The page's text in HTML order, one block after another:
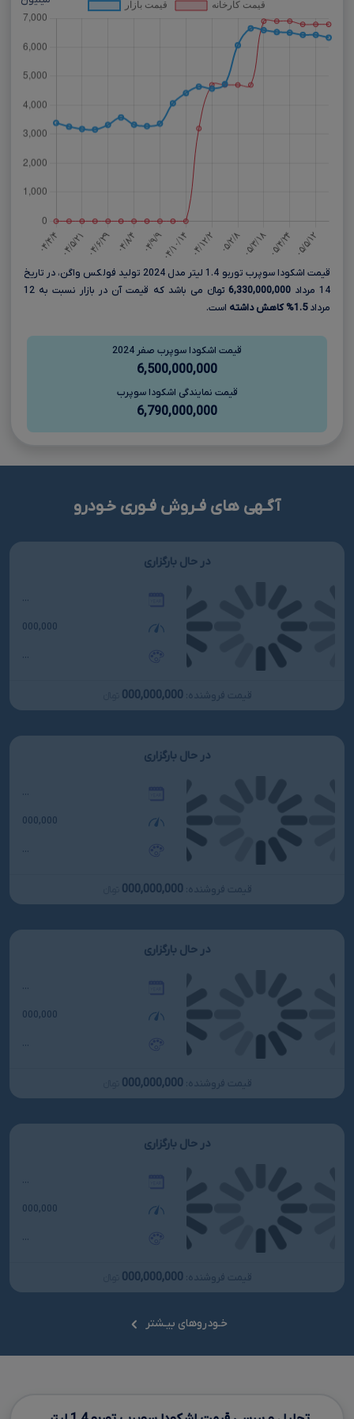
قیمت اشکودا سوپرب توربو 1.4 لیتر مدل 2024 تولید فولکس واگن، در تاریخ
14 مرداد
6,330,000,000
تومانءءء می باشد که قیمت آن در بازار نسبت به 12
مرداد1.5% کاهش داشته است.
قیمت اشکودا سوپرب صفر 2024
6,500,000,000
قیمت نمایندگی اشکودا سوپرب
6,790,000,000
آگـهی های فـروش فـوری خـودرو
در حال بارگزاری
...
000,000
...
قیمت فروشنده: 000,000,000
در حال بارگزاری
...
000,000
...
قیمت فروشنده: 000,000,000
در حال بارگزاری
...
000,000
...
قیمت فروشنده: 000,000,000
در حال بارگزاری
...
000,000
...
قیمت فروشنده: 000,000,000
خـودروهای بیـشتر